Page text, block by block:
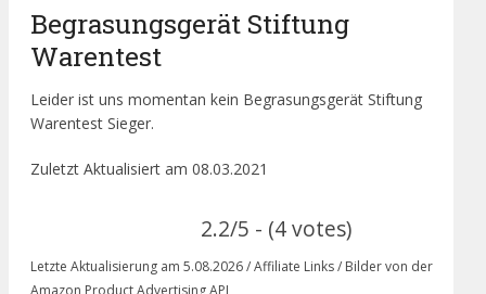
Begrasungsgerät Stiftung
Warentest
Leider ist uns momentan kein Begrasungsgerät Stiftung
Warentest Sieger.
Zuletzt Aktualisiert am 08.03.2021
2.2/5 - (4 votes)
Letzte Aktualisierung am 5.08.2026 / Affiliate Links / Bilder von der
Amazon Product Advertising API